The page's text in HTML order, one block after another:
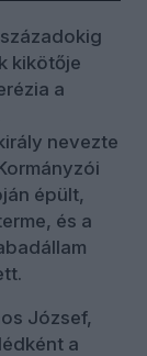
kikötője
a
nevezte
épült,
és a
József,
a